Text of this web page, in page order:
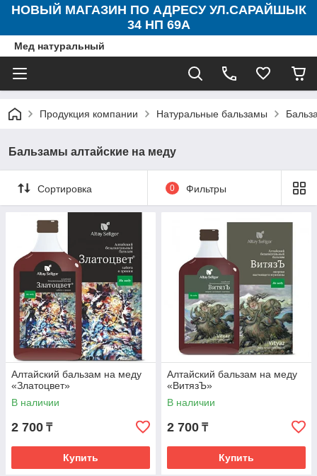
НОВЫЙ МАГАЗИН ПО АДРЕСУ УЛ.САРАЙШЫК
34 НП 69А
Мед натуральный
Продукция компании Натуральные бальзамы
Бальзамы алтайские на меду
Сортировка 0 Фильтры
Алтайский бальзам на меду
«Златоцвет»
В наличии
2 700 ₸
Купить
Алтайский бальзам на меду
«ВитязЪ»
В наличии
2 700 ₸
Купить